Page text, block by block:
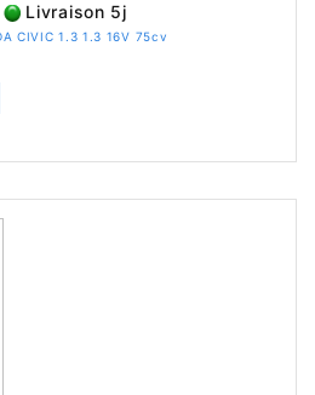
Livraison 5j
CIVIC 1.3 1.3 16V 75cv